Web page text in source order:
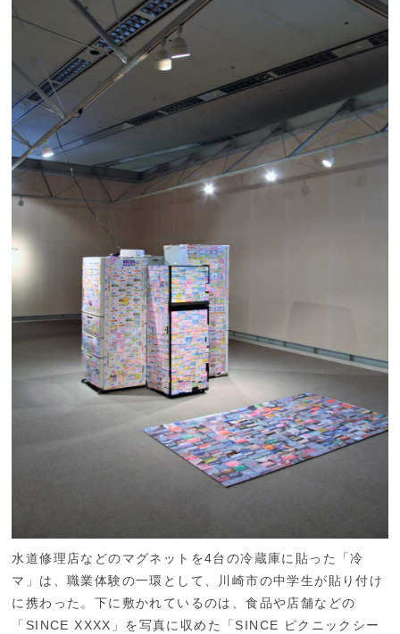
水道修理店などのマグネットを4台の冷蔵庫に貼った「冷
マ」は、職業体験の一環として、川崎市の中学生が貼り付け
に携わった。下に敷かれているのは、食品や店舗などの
「SINCE XXXX」を写真に収めた「SINCE ピクニックシー